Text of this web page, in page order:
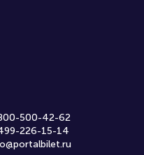
500-42-62
226-15-14